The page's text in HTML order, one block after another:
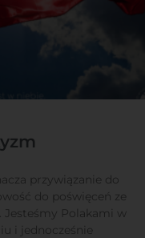
przywiązanie do
do poświęceń ze
Jesteśmy Polakami w
i jednocześnie